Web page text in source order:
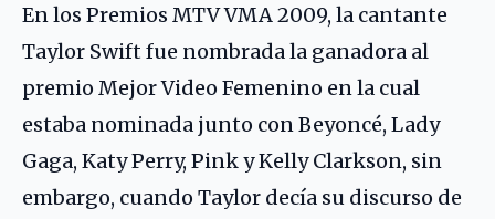
En los Premios MTV VMA 2009, la cantante
Taylor Swift fue nombrada la ganadora al
premio Mejor Video Femenino en la cual
estaba nominada junto con Beyoncé, Lady
Gaga, Katy Perry, Pink y Kelly Clarkson, sin
embargo, cuando Taylor decía su discurso de